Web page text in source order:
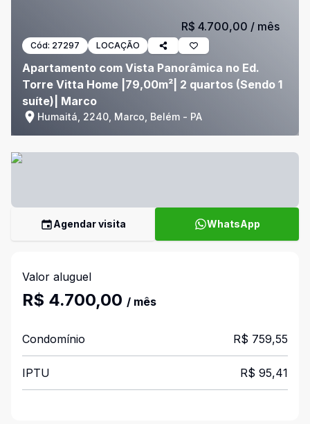
Cód: 27297 LOCAÇÃO
Apartamento com Vista Panorâmica no Ed.
Torre Vitta Home |79,00m²| 2 quartos (Sendo 1
suíte)| Marco
Humaitá, 2240, Marco, Belém - PA
R$ 4.700,00 / mês
Agendar visita WhatsApp
Valor aluguel
R$ 4.700,00 / mês
Condomínio R$ 759,55
IPTU R$ 95,41